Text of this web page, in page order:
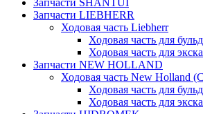
Запчасти SHANTUI
Запчасти LIEBHERR
Ходовая часть Liebherr
Ходовая часть для
Ходовая часть для
Запчасти NEW HOLLAND
Ходовая часть New Holland
Ходовая часть для
Ходовая часть для